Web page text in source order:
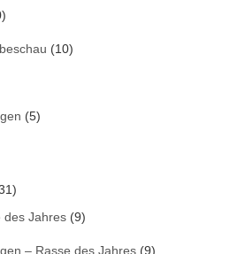
(10)
(5)
des Jahres (9)
– Rasse des Jahres (9)